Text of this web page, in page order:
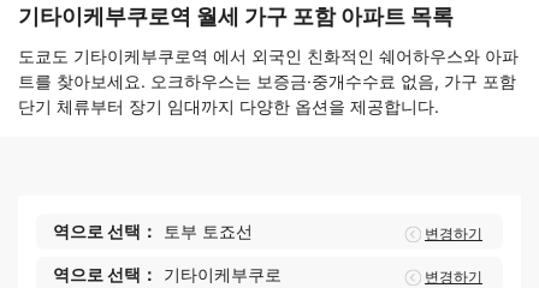
기타이케부쿠로역 월세 가구 포함 아파트 목록
도쿄도 기타이케부쿠로역 에서 외국인 친화적인 쉐어하우스와 아파
트를 찾아보세요. 오크하우스는 보증금·중개수수료 없음, 가구 포함
단기 체류부터 장기 임대까지 다양한 옵션을 제공합니다.
역으로 선택： 토부 토죠선 변경하기
역으로 선택： 기타이케부쿠로 변경하기